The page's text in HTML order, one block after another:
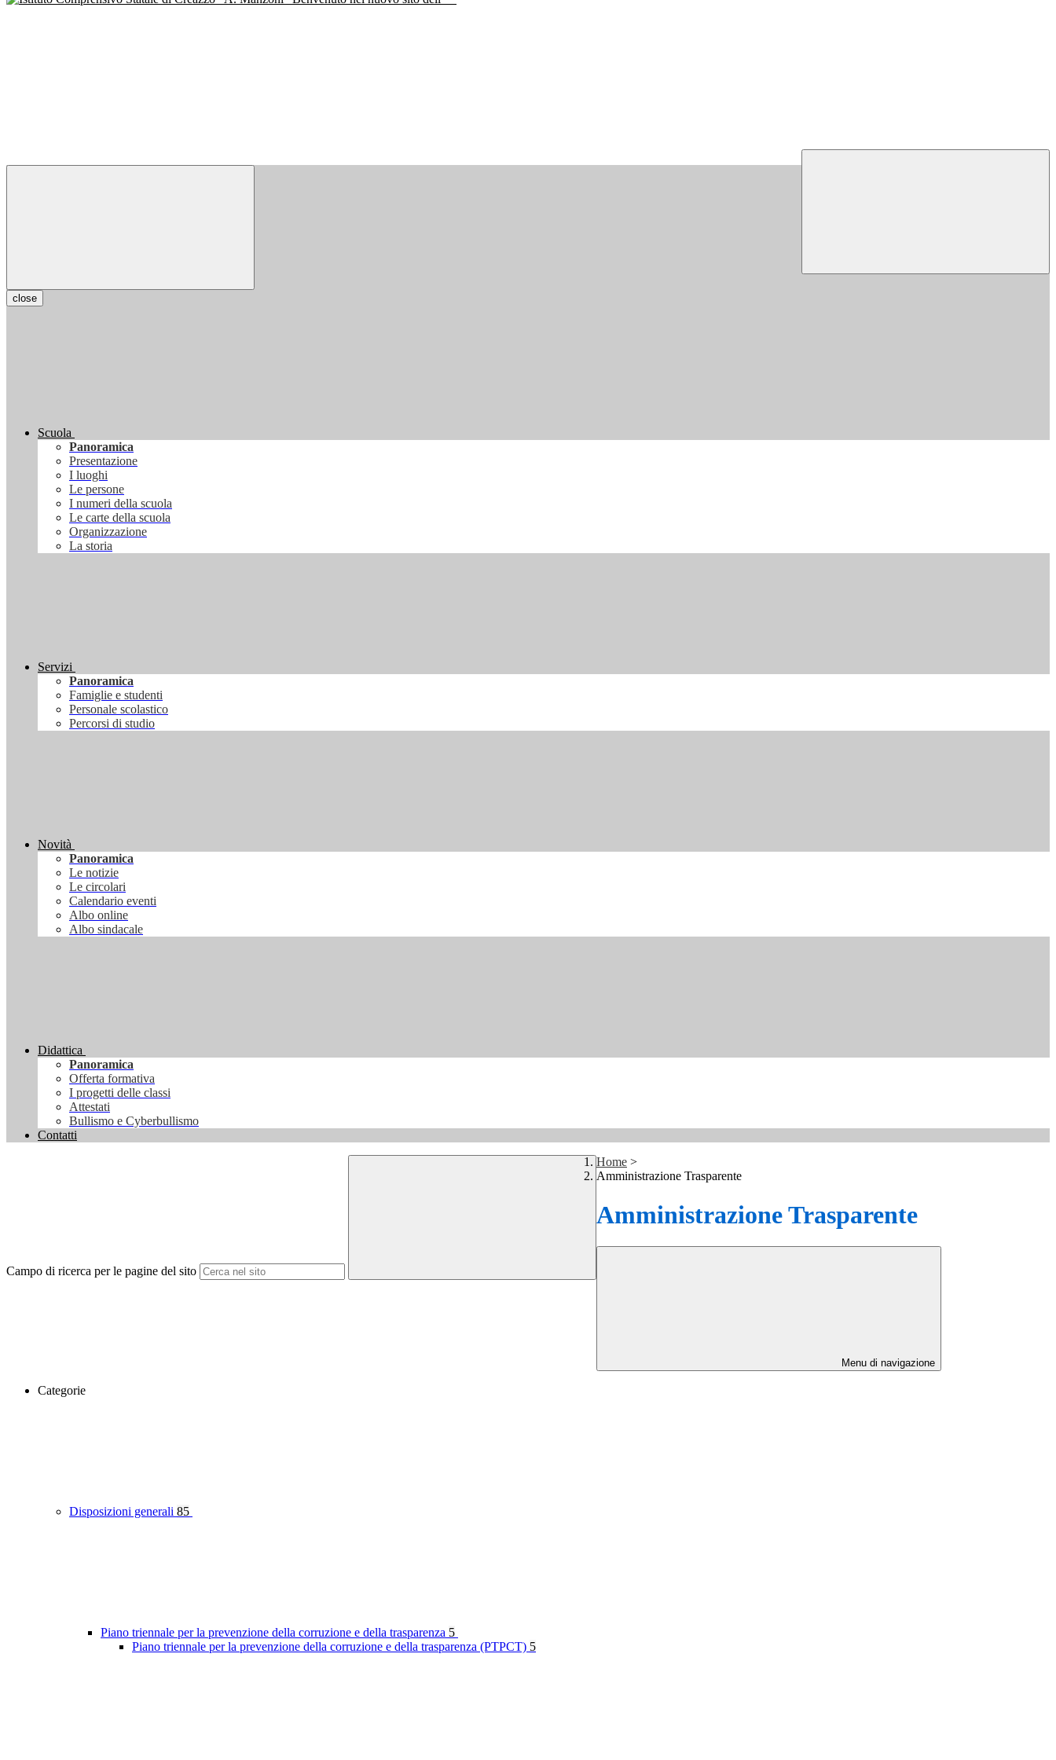
close
Scuola
Panoramica
Presentazione
I luoghi
Le persone
I numeri della scuola
Le carte della scuola
Organizzazione
La storia
Servizi
Panoramica
Famiglie e studenti
Personale scolastico
Percorsi di studio
Novità
Panoramica
Le notizie
Le circolari
Calendario eventi
Albo online
Albo sindacale
Didattica
Panoramica
Offerta formativa
I progetti delle classi
Attestati
Bullismo e Cyberbullismo
Contatti
Campo di ricerca per le pagine del sito
Home >
Amministrazione Trasparente
Amministrazione Trasparente
Menu di navigazione
Categorie
Disposizioni generali 85
Piano triennale per la prevenzione della corruzione e della trasparenza 5
Piano triennale per la prevenzione della corruzione e della trasparenza (PTPCT) 5